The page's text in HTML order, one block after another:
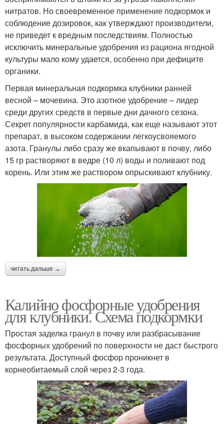
нитратов. Но своевременное применение подкормок и
соблюдение дозировок, как утверждают производители,
не приведет к вредным последствиям. Полностью
исключить минеральные удобрения из рациона ягодной
культуры мало кому удается, особенно при дефиците
органики.
Первая минеральная подкормка клубники ранней
весной – мочевина. Это азотное удобрение – лидер
среди других средств в первые дни дачного сезона.
Секрет популярности карбамида, как еще называют этот
препарат, в высоком содержании легкоусвояемого
азота. Гранулы либо сразу же вкапывают в почву, либо
15 гр растворяют в ведре (10 л) воды и поливают под
корень. Или этим же раствором опрыскивают клубнику.
читать дальше →
Калийно фосфорные удобрения
для клубники. Схема подкормки
Простая заделка гранул в почву или разбрасывание
фосфорных удобрений по поверхности не даст быстрого
результата. Доступный фосфор проникнет в
корнеобитаемый слой через 2-3 года.